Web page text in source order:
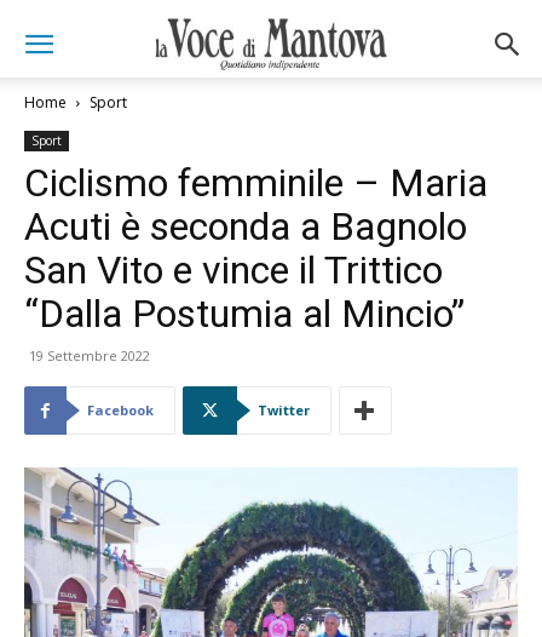
Home Sport
Sport
Ciclismo femminile – Maria
Acuti è seconda a Bagnolo
San Vito e vince il Trittico
“Dalla Postumia al Mincio”
19 Settembre 2022
Facebook Twitter